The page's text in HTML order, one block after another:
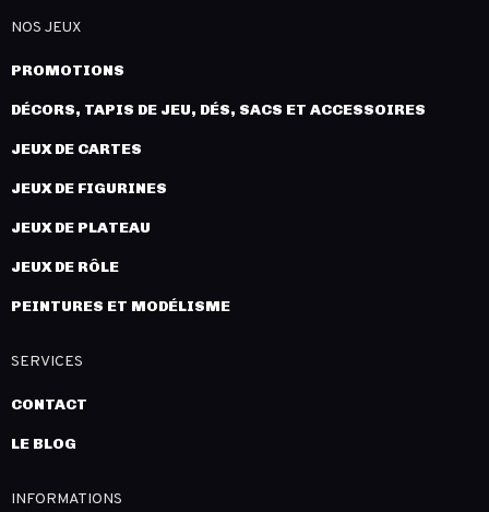
NOS JEUX
PROMOTIONS
DÉCORS, TAPIS DE JEU, DÉS, SACS ET ACCESSOIRES
JEUX DE CARTES
JEUX DE FIGURINES
JEUX DE PLATEAU
JEUX DE RÔLE
PEINTURES ET MODÉLISME
SERVICES
CONTACT
LE BLOG
INFORMATIONS